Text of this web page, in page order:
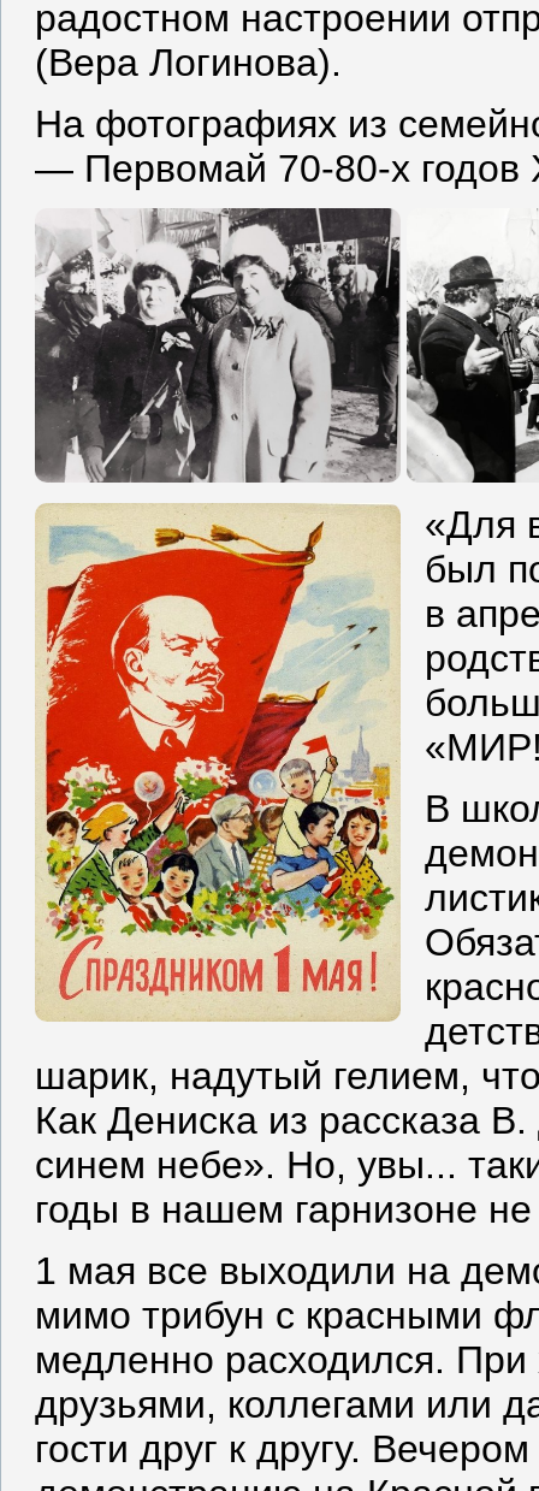
радостном настроении
(Вера Логинова).
На фотографиях из
— Первомай 70-80-х годов
«Для
был
в
В
шарик, надутый гелием,
Как Дениска из рассказа
синем небе». Но, увы...
годы в нашем гарнизоне
1 мая все выходили на
мимо трибун с красными
медленно расходился.
друзьями, коллегами или
гости друг к другу.